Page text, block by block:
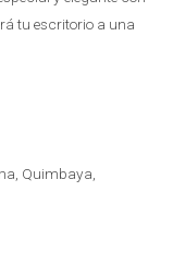
tu escritorio a una
Quimbaya,